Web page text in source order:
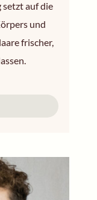
setzt auf die
und
frischer,